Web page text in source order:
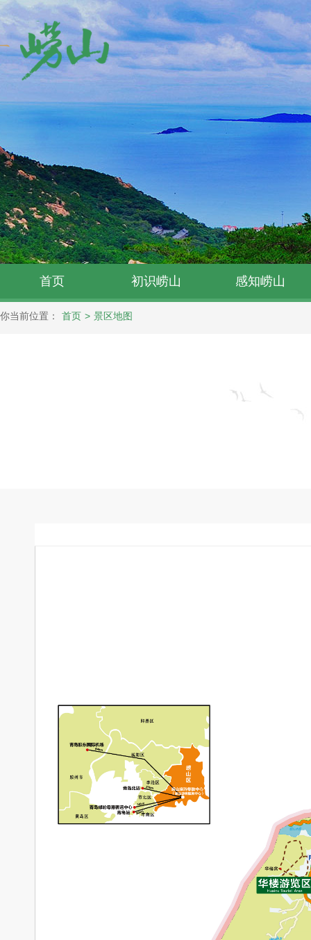
首页 初识崂山 感知崂山
你当前位置： 首页 > 景区地图